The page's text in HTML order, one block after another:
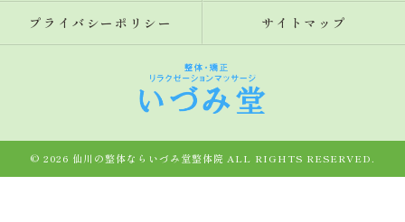
プライバシーポリシー サイトマップ
© 2026 仙川の整体ならいづみ堂整体院 ALL RIGHTS RESERVED.